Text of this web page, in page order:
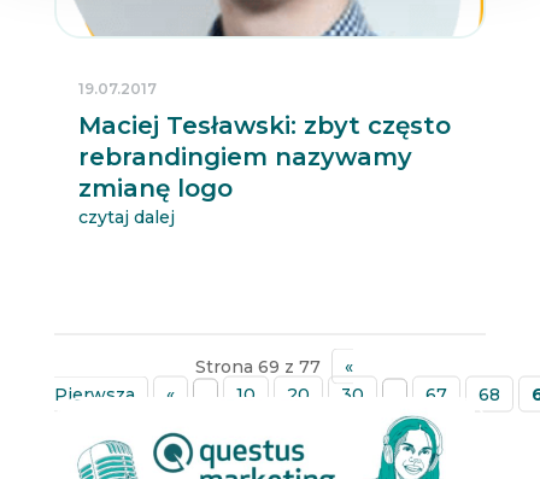
Maciej Tesławski: zbyt często
rebrandingiem nazywamy
zmianę logo
19.07.2017
czytaj dalej
Strona 69 z 77
«
Pierwsza
« 10 20 30 67 68